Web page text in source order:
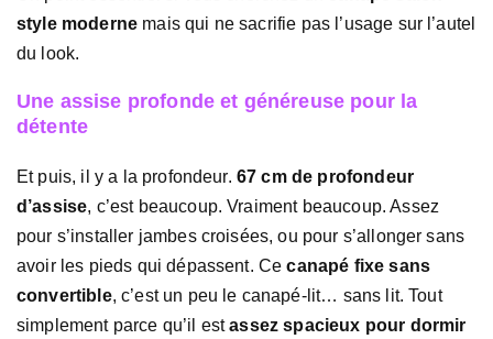
style moderne mais qui ne sacrifie pas l’usage sur l’autel
du look.
Une assise profonde et généreuse pour la
détente
Et puis, il y a la profondeur. 67 cm de profondeur
d’assise, c’est beaucoup. Vraiment beaucoup. Assez
pour s’installer jambes croisées, ou pour s’allonger sans
avoir les pieds qui dépassent. Cecanapé fixe sans
convertible, c’est un peu le canapé-lit… sans lit. Tout
simplement parce qu’il estassez spacieux pour dormir